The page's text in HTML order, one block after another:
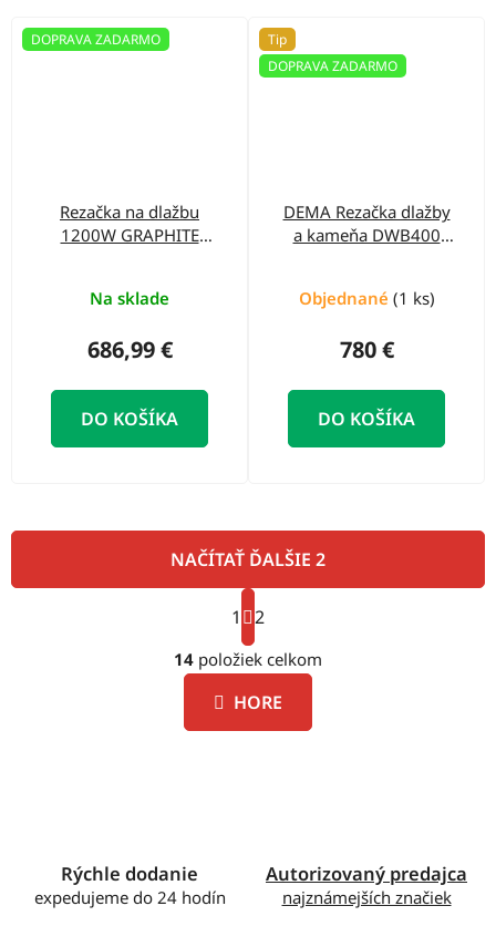
DOPRAVA ZADARMO
Rezačka na dlažbu
1200W GRAPHITE
Na sklade
686,99 €
DO KOŠÍKA
Tip
DOPRAVA ZADARMO
DEMA Rezačka dlažby
a kameňa DWB400
Objednané (1 ks)
780 €
DO KOŠÍKA
O
v
l
á
d
NAČÍTAŤ ĎALŠIE 2
S
t
r
á
n
k
1 2
14 položiek celkom
HORE
Rýchle dodanie
expedujeme do 24 hodín
Autorizovaný predajca
najznámejších značiek